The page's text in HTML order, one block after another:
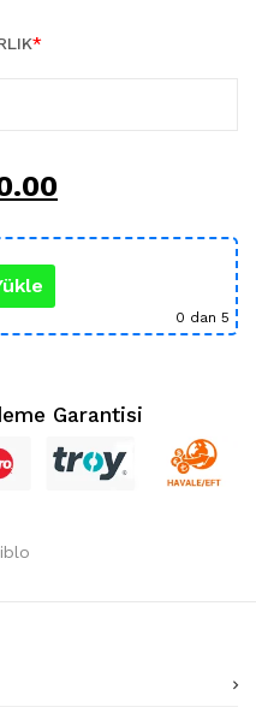
*
0 dan 5
Garantisi